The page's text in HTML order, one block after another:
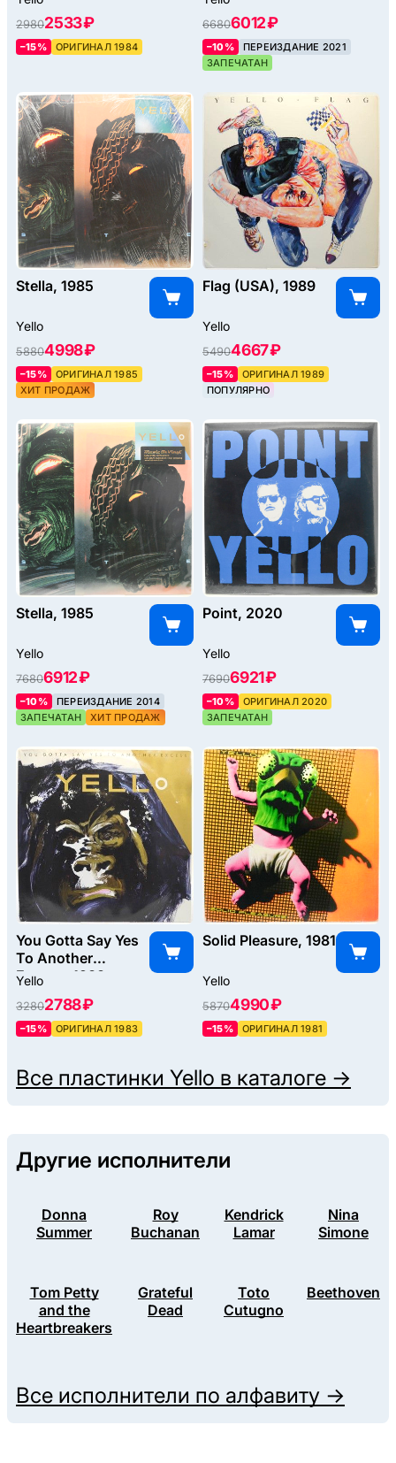
29802533 ₽
–15% ОРИГИНАЛ 1984
66806012 ₽
–10%
ПЕРЕИЗДАНИЕ 2021
ЗАПЕЧАТАН
Stella, 1985
Yello
58804998 ₽
–15%
ОРИГИНАЛ 1985
ХИТ ПРОДАЖ
Flag (USA), 1989
Yello
54904667 ₽
–15%
ОРИГИНАЛ 1989
ПОПУЛЯРНО
Stella, 1985
Yello
76806912 ₽
–10%
ПЕРЕИЗДАНИЕ 2014
ЗАПЕЧАТАН
ХИТ ПРОДАЖ
Point, 2020
Yello
76906921 ₽
–10%
ОРИГИНАЛ 2020
ЗАПЕЧАТАН
You Gotta Say Yes
To Another
Excess, 1983
Yello
32802788 ₽
–15% ОРИГИНАЛ 1983
Solid Pleasure, 1981
Yello
58704990 ₽
–15% ОРИГИНАЛ 1981
Все пластинки Yello в каталоге →
Другие исполнители
Donna
Summer
Roy
Buchanan
Kendrick
Lamar
Nina
Simone
Tom Petty
and the
Heartbreakers
Grateful
Dead
Toto
Cutugno
Beethoven
Все исполнители по алфавиту →